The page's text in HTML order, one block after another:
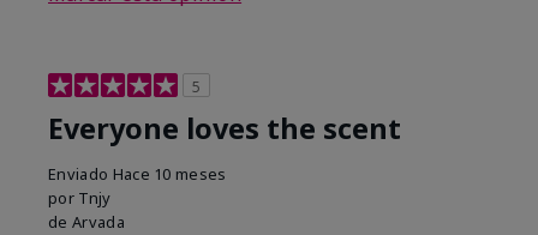
5
Everyone loves the scent
Enviado Hace 10 meses
por Tnjy
de Arvada